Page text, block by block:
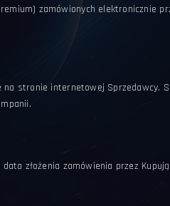
zamówionych elektronicznie
stronie internetowej Sprzedawcy.
złożenia zamówienia przez